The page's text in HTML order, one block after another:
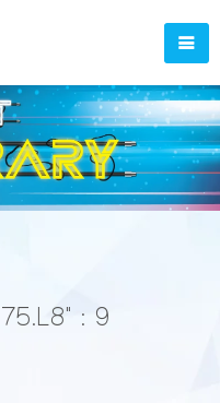
: 9